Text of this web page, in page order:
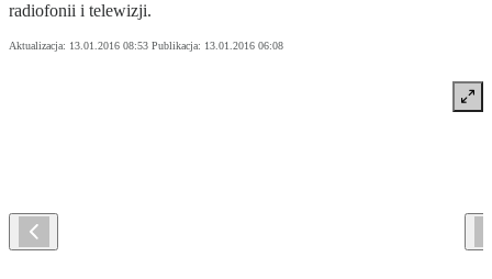
radiofonii i telewizji.
Aktualizacja: 13.01.2016 08:53 Publikacja: 13.01.2016 06:08